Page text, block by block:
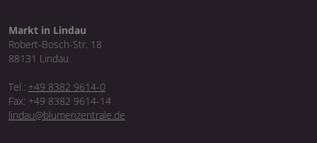
Markt in Lindau
Robert-Bosch-Str. 18
88131 Lindau
Tel.: +49 8382 9614-0
Fax: +49 8382 9614-14
lindau@blumenzentrale.de